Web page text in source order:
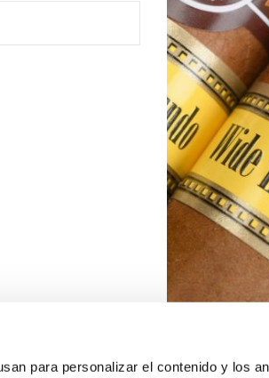
para personalizar el contenido y los